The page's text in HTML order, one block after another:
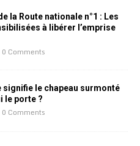
la Route nationale n°1 : Les
à libérer l’emprise
0 Comments
signifie le chapeau surmonté
le porte ?
0 Comments